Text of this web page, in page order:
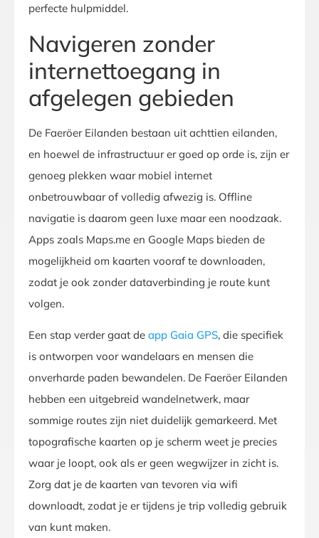
perfecte hulpmiddel.
Navigeren zonder
internettoegang in
afgelegen gebieden
De Faeröer Eilanden bestaan uit achttien eilanden,
en hoewel de infrastructuur er goed op orde is, zijn er
genoeg plekken waar mobiel internet
onbetrouwbaar of volledig afwezig is. Offline
navigatie is daarom geen luxe maar een noodzaak.
Apps zoals Maps.me en Google Maps bieden de
mogelijkheid om kaarten vooraf te downloaden,
zodat je ook zonder dataverbinding je route kunt
volgen.
Een stap verder gaat de app Gaia GPS, die specifiek
is ontworpen voor wandelaars en mensen die
onverharde paden bewandelen. De Faeröer Eilanden
hebben een uitgebreid wandelnetwerk, maar
sommige routes zijn niet duidelijk gemarkeerd. Met
topografische kaarten op je scherm weet je precies
waar je loopt, ook als er geen wegwijzer in zicht is.
Zorg dat je de kaarten van tevoren via wifi
downloadt, zodat je er tijdens je trip volledig gebruik
van kunt maken.